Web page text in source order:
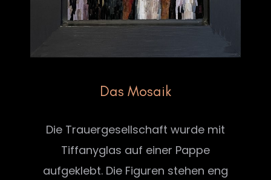
Das Mosaik
Die Trauergesellschaft wurde mit
Tiffanyglas auf einer Pappe
aufgeklebt. Die Figuren stehen eng